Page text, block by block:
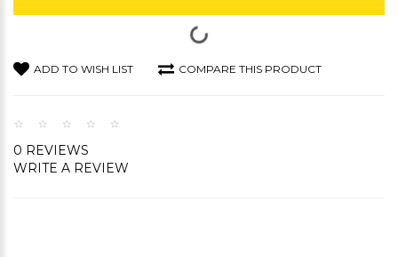
ADD TO WISH LIST COMPARE THIS PRODUCT
0 REVIEWS
WRITE A REVIEW